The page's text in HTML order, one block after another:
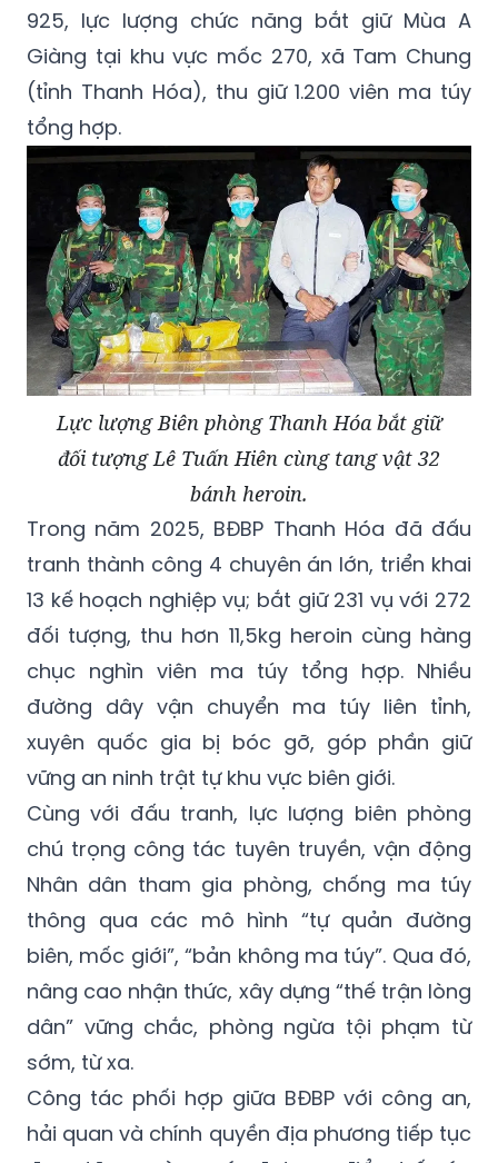
925, lực lượng chức năng bắt giữ Mùa A
Giàng tại khu vực mốc 270, xã Tam Chung
(tỉnh Thanh Hóa), thu giữ 1.200 viên ma túy
tổng hợp.
Lực lượng Biên phòng Thanh Hóa bắt giữ
đối tượng Lê Tuấn Hiên cùng tang vật 32
bánh heroin.
Trong năm 2025, BĐBP Thanh Hóa đã đấu
tranh thành công 4 chuyên án lớn, triển khai
13 kế hoạch nghiệp vụ; bắt giữ 231 vụ với 272
đối tượng, thu hơn 11,5kg heroin cùng hàng
chục nghìn viên ma túy tổng hợp. Nhiều
đường dây vận chuyển ma túy liên tỉnh,
xuyên quốc gia bị bóc gỡ, góp phần giữ
vững an ninh trật tự khu vực biên giới.
Cùng với đấu tranh, lực lượng biên phòng
chú trọng công tác tuyên truyền, vận động
Nhân dân tham gia phòng, chống ma túy
thông qua các mô hình “tự quản đường
biên, mốc giới”, “bản không ma túy”. Qua đó,
nâng cao nhận thức, xây dựng “thế trận lòng
dân” vững chắc, phòng ngừa tội phạm từ
sớm, từ xa.
Công tác phối hợp giữa BĐBP với công an,
hải quan và chính quyền địa phương tiếp tục